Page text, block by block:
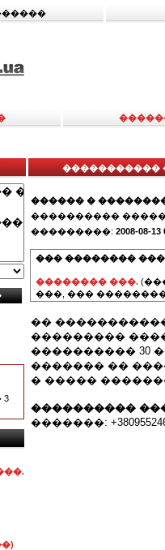
�����������
������ �
����������
���������: 2008-08-13
��� ��������
�������� ���.
���, ���
��
���������
���������� 30
������� ��
� �����
����������
�������: